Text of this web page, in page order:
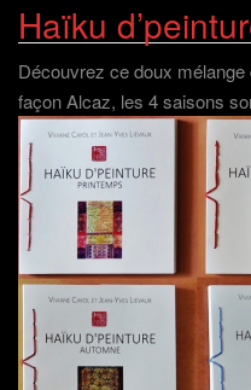
Haïku
Découvrez ce doux
façon Alcaz, les 4 saisons